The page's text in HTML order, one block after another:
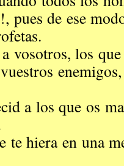
pues de ese
vosotros, los
a los que os
te hiera en una